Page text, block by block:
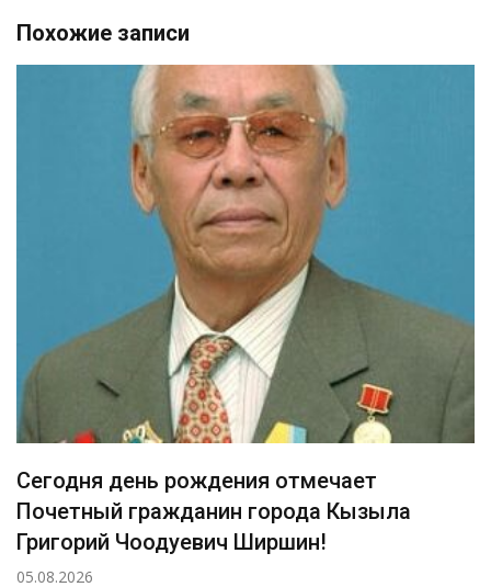
Похожие записи
Сегодня день рождения отмечает
Почетный гражданин города Кызыла
Григорий Чоодуевич Ширшин!
05.08.2026